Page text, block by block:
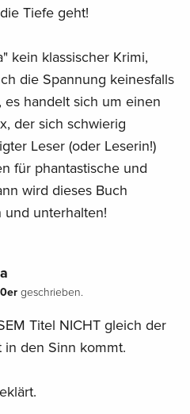
Tiefe geht!
kein klassischer Krimi,
die Spannung keinesfalls
handelt sich um einen
der sich schwierig
Leser (oder Leserin!)
für phantastische und
wird dieses Buch
und unterhalten!
geschrieben.
Titel NICHT gleich der
in den Sinn kommt.